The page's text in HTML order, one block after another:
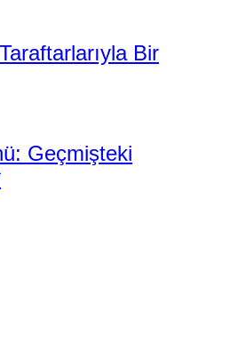
Bir
Geçmişteki